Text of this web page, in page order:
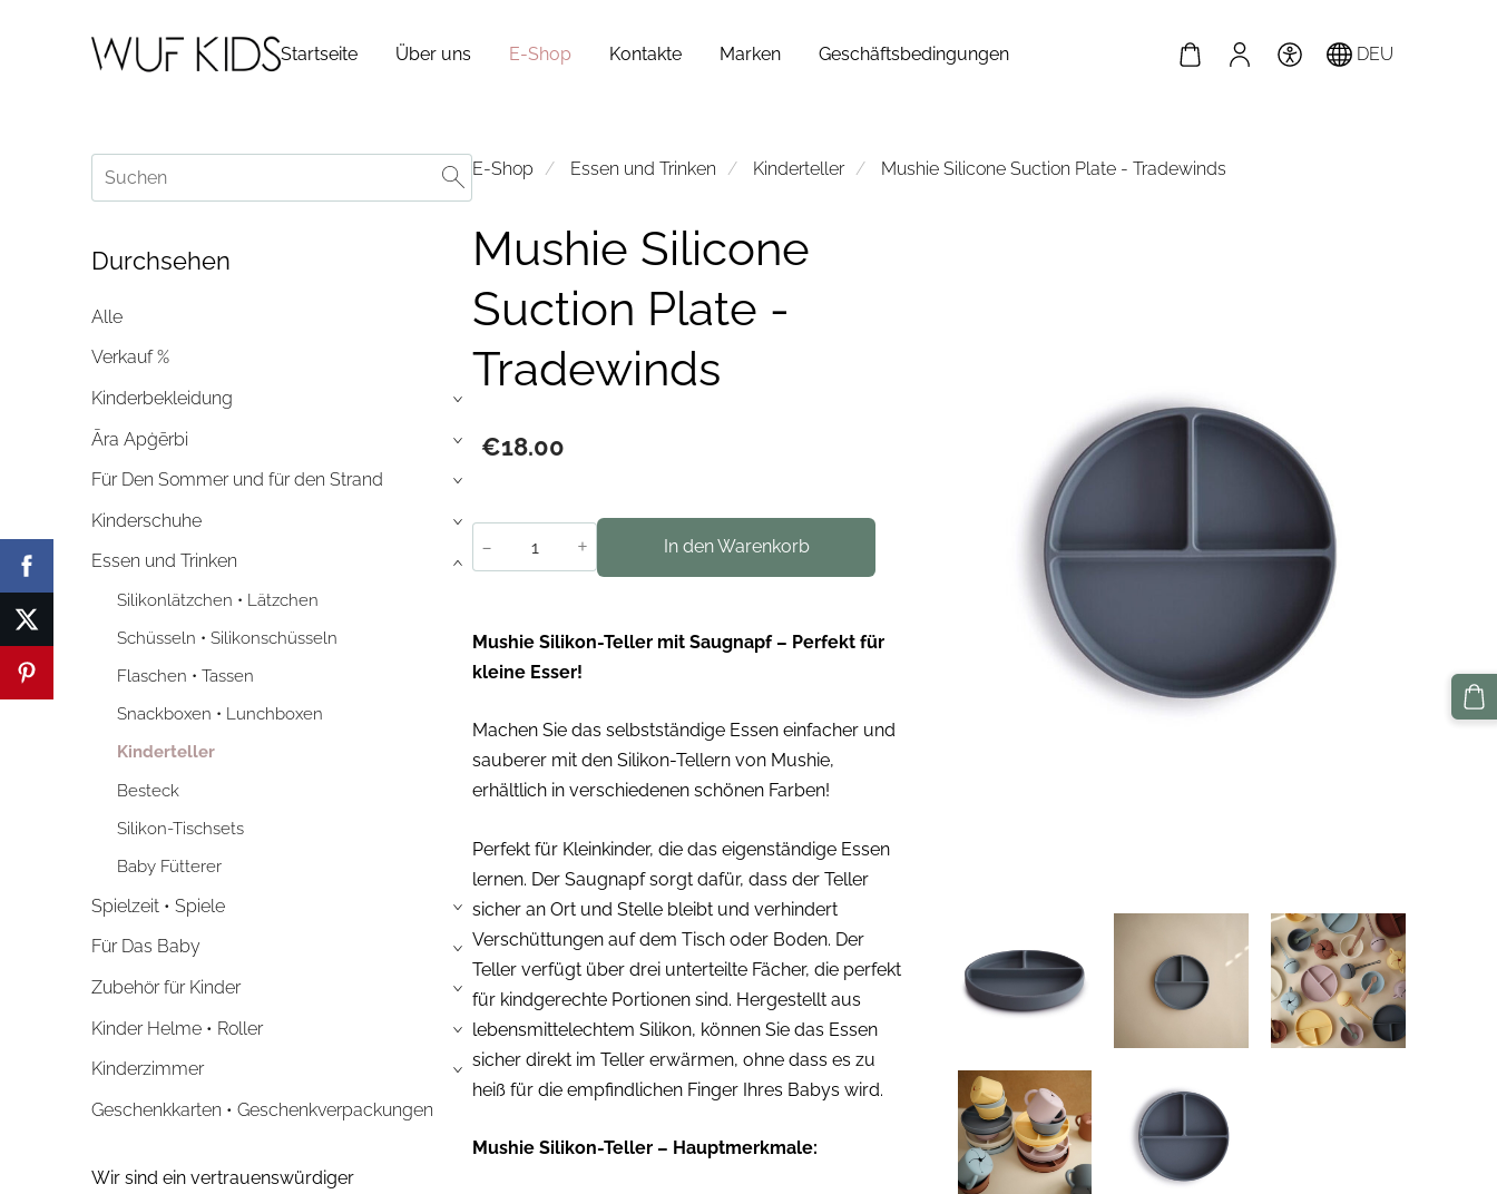
Startseite Über uns E-Shop Kontakte Marken Geschäftsbedingungen DEU
Durchsehen
Alle
Verkauf %
Kinderbekleidung
›
Āra Apģērbi ›
Für Den Sommer und für den Strand ›
Kinderschuhe ›
Essen und Trinken
Silikonlätzchen • Lätzchen
Schüsseln • Silikonschüsseln
Flaschen • Tassen
Snackboxen • Lunchboxen
Kinderteller
Besteck
Silikon-Tischsets
Baby Fütterer
›
Spielzeit • Spiele ›
Für Das Baby ›
Zubehör für Kinder ›
Kinder Helme • Roller ›
Kinderzimmer ›
Geschenkkarten • Geschenkverpackungen
Wir sind ein vertrauenswürdiger
E-Shop Essen und Trinken Kinderteller Mushie Silicone Suction Plate - Tradewinds
Mushie Silicone
Suction Plate -
Tradewinds
€18.00
- + In den Warenkorb
Mushie Silikon-Teller mit Saugnapf – Perfekt für
kleine Esser!
Machen Sie das selbstständige Essen einfacher und
sauberer mit den Silikon-Tellern von Mushie,
erhältlich in verschiedenen schönen Farben!
Perfekt für Kleinkinder, die das eigenständige Essen
lernen. Der Saugnapf sorgt dafür, dass der Teller
sicher an Ort und Stelle bleibt und verhindert
Verschüttungen auf dem Tisch oder Boden. Der
Teller verfügt über drei unterteilte Fächer, die perfekt
für kindgerechte Portionen sind. Hergestellt aus
lebensmittelechtem Silikon, können Sie das Essen
sicher direkt im Teller erwärmen, ohne dass es zu
heiß für die empfindlichen Finger Ihres Babys wird.
Mushie Silikon-Teller – Hauptmerkmale: